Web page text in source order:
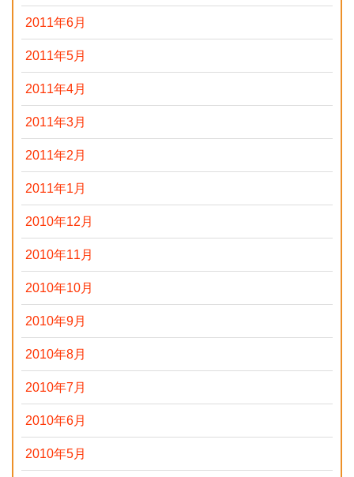
2011年6月
2011年5月
2011年4月
2011年3月
2011年2月
2011年1月
2010年12月
2010年11月
2010年10月
2010年9月
2010年8月
2010年7月
2010年6月
2010年5月